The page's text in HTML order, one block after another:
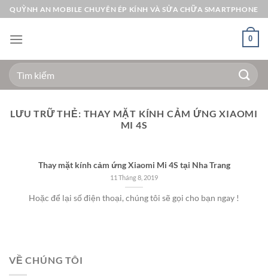
Bỏ
qua
nội
QUỲNH AN MOBILE CHUYÊN ÉP KÍNH VÀ SỬA CHỮA SMARTPHONE
0
Tìm
kiếm:
LƯU TRỮ THẺ: THAY MẶT KÍNH CẢM ỨNG XIAOMI
MI 4S
Thay mặt kính cảm ứng Xiaomi Mi 4S tại Nha Trang
11 Tháng 8, 2019
Hoặc để lại số điện thoại, chúng tôi sẽ gọi cho bạn ngay !
VỀ CHÚNG TÔI